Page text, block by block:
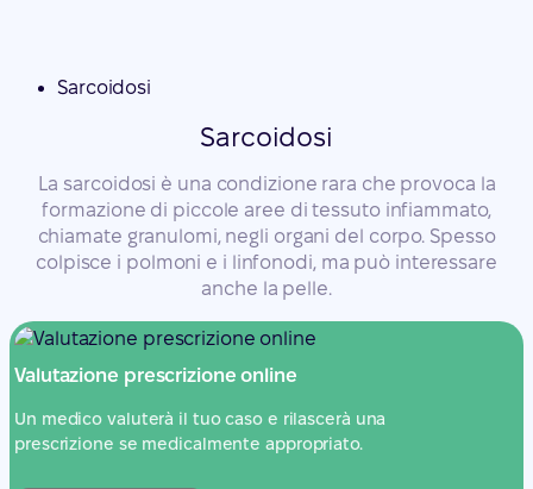
Sarcoidosi
Sarcoidosi
La sarcoidosi è una condizione rara che provoca la
formazione di piccole aree di tessuto infiammato,
chiamate granulomi, negli organi del corpo. Spesso
colpisce i polmoni e i linfonodi, ma può interessare
anche la pelle.
Valutazione prescrizione online
Un medico valuterà il tuo caso e rilascerà una
prescrizione se medicalmente appropriato.